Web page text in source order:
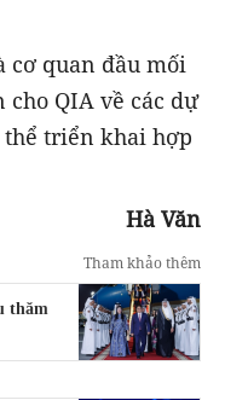
cơ quan đầu mối
QIA về các dự
triển khai hợp
Hà Văn
Tham khảo thêm
thăm